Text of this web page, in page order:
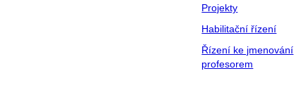
Projekty
Habilitační řízení
Řízení ke jmenování
profesorem